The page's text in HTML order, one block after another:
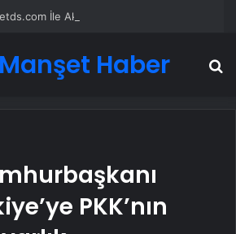
Haber
PKK’nın